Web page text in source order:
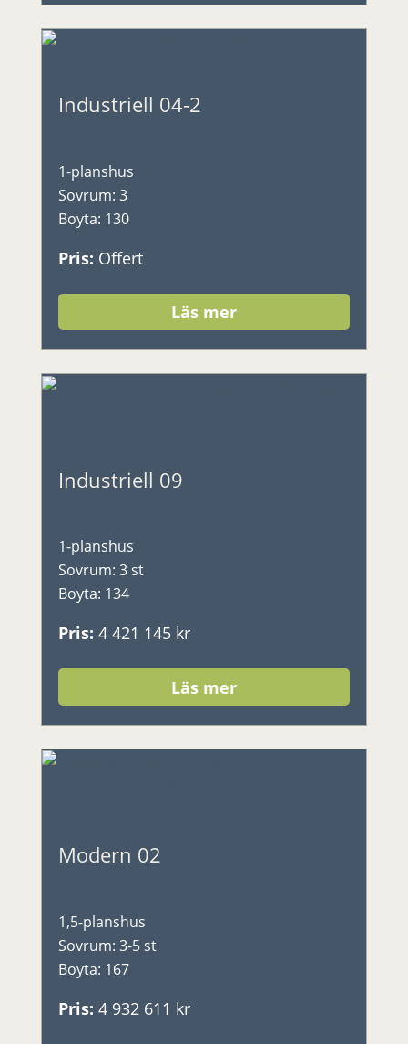
Industriell 04-2
1-planshus
Sovrum: 3
Boyta: 130
Pris: Offert
Läs mer
Industriell 09
1-planshus
Sovrum: 3 st
Boyta: 134
Pris: 4 421 145 kr
Läs mer
Modern 02
1,5-planshus
Sovrum: 3-5 st
Boyta: 167
Pris: 4 932 611 kr